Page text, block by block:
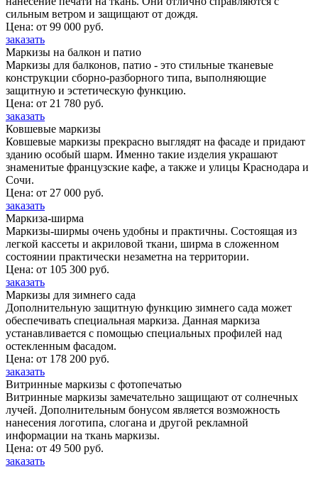
сильным ветром и защищают от дождя.
Цена: от 99 000 руб.
заказать
Маркизы на балкон и патио
Маркизы для балконов, патио - это стильные тканевые
конструкции сборно-разборного типа, выполняющие
защитную и эстетическую функцию.
Цена: от 21 780 руб.
заказать
Ковшевые маркизы
Ковшевые маркизы прекрасно выглядят на фасаде и придают
зданию особый шарм. Именно такие изделия украшают
знаменитые французские кафе, а также и улицы Краснодара и
Сочи.
Цена: от 27 000 руб.
заказать
Маркиза-ширма
Маркизы-ширмы очень удобны и практичны. Состоящая из
легкой кассеты и акриловой ткани, ширма в сложенном
состоянии практически незаметна на территории.
Цена: от 105 300 руб.
заказать
Маркизы для зимнего сада
Дополнительную защитную функцию зимнего сада может
обеспечивать специальная маркиза. Данная маркиза
устанавливается с помощью специальных профилей над
остекленным фасадом.
Цена: от 178 200 руб.
заказать
Витринные маркизы с фотопечатью
Витринные маркизы замечательно защищают от солнечных
лучей. Дополнительным бонусом является возможность
нанесения логотипа, слогана и другой рекламной
информации на ткань маркизы.
Цена: от 49 500 руб.
заказать